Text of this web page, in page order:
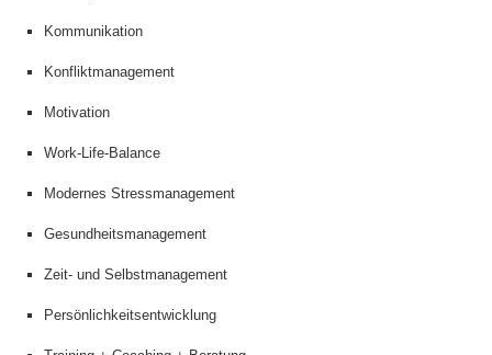
Kommunikation
Konfliktmanagement
Motivation
Work-Life-Balance
Modernes Stressmanagement
Gesundheitsmanagement
Zeit- und Selbstmanagement
Persönlichkeitsentwicklung